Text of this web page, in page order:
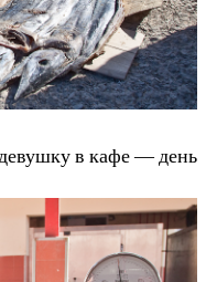
в кафе — день